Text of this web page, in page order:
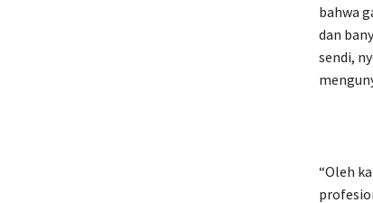
bahwa
dan
sendi,
“Oleh